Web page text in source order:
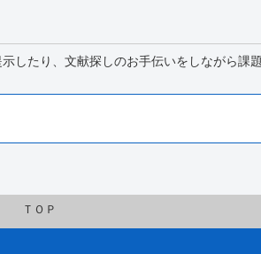
たり、文献探しのお手伝いをしながら課
ＴＯＰ